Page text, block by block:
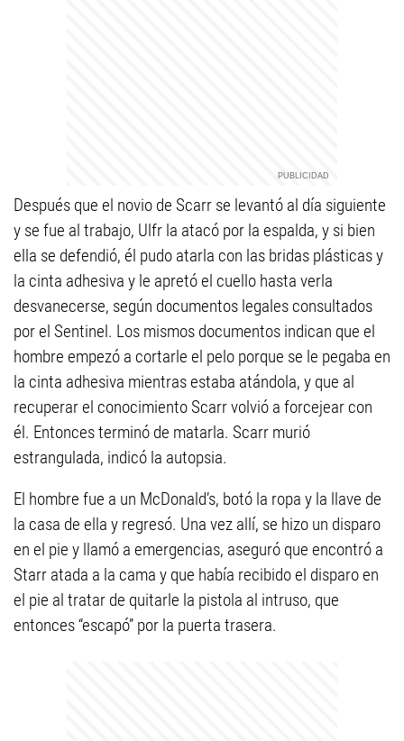
Después que el novio de Scarr se levantó al día siguiente
y se fue al trabajo, Ulfr la atacó por la espalda, y si bien
ella se defendió, él pudo atarla con las bridas plásticas y
la cinta adhesiva y le apretó el cuello hasta verla
desvanecerse, según documentos legales consultados
por el Sentinel. Los mismos documentos indican que el
hombre empezó a cortarle el pelo porque se le pegaba en
la cinta adhesiva mientras estaba atándola, y que al
recuperar el conocimiento Scarr volvió a forcejear con
él. Entonces terminó de matarla. Scarr murió
estrangulada, indicó la autopsia.
El hombre fue a un McDonald’s, botó la ropa y la llave de
la casa de ella y regresó. Una vez allí, se hizo un disparo
en el pie y llamó a emergencias, aseguró que encontró a
Starr atada a la cama y que había recibido el disparo en
el pie al tratar de quitarle la pistola al intruso, que
entonces “escapó” por la puerta trasera.